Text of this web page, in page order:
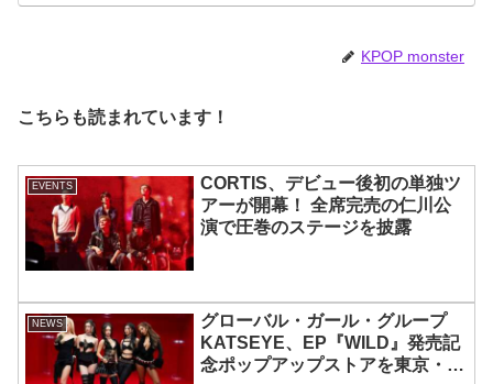
世代を代表する美女ソリュンをは
いわれるその魅力をチェックKPOP monster
こちらも読まれています！
EVENTS
CORTIS、デビュー後初の単独ツ
アーが開幕！ 全席完売の仁川公
演で圧巻のステージを披露
NEWS
グローバル・ガール・グループ
KATSEYE、EP『WILD』発売記
念ポップアップストアを東京・原